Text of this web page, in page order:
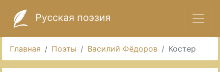
Русская поэзия
Главная Поэты Василий Фёдоров Костер